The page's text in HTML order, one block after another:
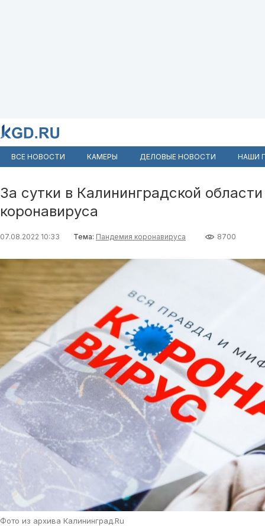
ВСЕ НОВОСТИ КАМЕРЫ ДЕЛОВЫЕ НОВОСТИ НАШИ
За сутки в Калининградской
коронавируса
07.08.2022 10:33 Тема: Пандемия коронавируса 8700
Фото из архива Калининград.Ru